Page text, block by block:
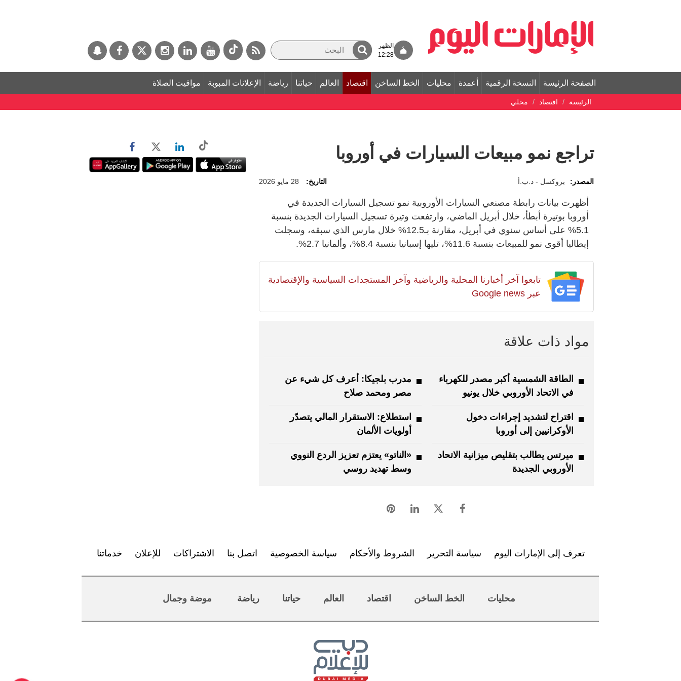
الظهر
12:28
الصفحة الرئيسة النسخة الرقمية أعمدة محليات الخط الساخن اقتصاد العالم حياتنا رياضة الإعلانات المبوبة مواقيت الصلاة
الرئيسة اقتصاد محلي
تراجع نمو مبيعات السيارات في أوروبا
المصدر: بروكسل - د.ب.أ التاريخ: 28 مايو 2026
أظهرت بيانات رابطة مصنعي السيارات الأوروبية نمو تسجيل السيارات الجديدة في
أوروبا بوتيرة أبطأ، خلال أبريل الماضي، وارتفعت وتيرة تسجيل السيارات الجديدة بنسبة
5.1% على أساس سنوي في أبريل، مقارنة بـ12.5% خلال مارس الذي سبقه، وسجلت
إيطاليا أقوى نمو للمبيعات بنسبة 11.6%، تليها إسبانيا بنسبة 8.4%، وألمانيا 2.7%.
تابعوا آخر أخبارنا المحلية والرياضية وآخر المستجدات السياسية والإقتصادية
عبر Google news
مواد ذات علاقة
الطاقة الشمسية أكبر مصدر للكهرباء
في الاتحاد الأوروبي خلال يونيو
مدرب بلجيكا: أعرف كل شيء عن
مصر ومحمد صلاح
اقتراح لتشديد إجراءات دخول
الأوكرانيين إلى أوروبا
استطلاع: الاستقرار المالي يتصدّر
أولويات الألمان
ميرتس يطالب بتقليص ميزانية الاتحاد
الأوروبي الجديدة
«الناتو» يعتزم تعزيز الردع النووي
وسط تهديد روسي
تعرف إلى الإمارات اليوم سياسة التحرير الشروط والأحكام سياسة الخصوصية اتصل بنا الاشتراكات للإعلان خدماتنا
محليات الخط الساخن اقتصاد العالم حياتنا رياضة موضة وجمال